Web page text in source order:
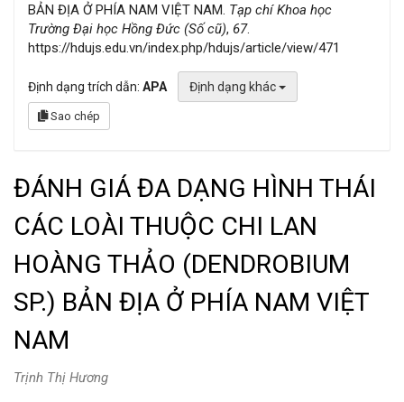
BẢN ĐỊA Ở PHÍA NAM VIỆT NAM. Tạp chí Khoa học
Trường Đại học Hồng Đức (Số cũ), 67.
https://hdujs.edu.vn/index.php/hdujs/article/view/471
Định dạng trích dẫn: APA Định dạng khác
Sao chép
ĐÁNH GIÁ ĐA DẠNG HÌNH THÁI
CÁC LOÀI THUỘC CHI LAN
HOÀNG THẢO (DENDROBIUM
SP.) BẢN ĐỊA Ở PHÍA NAM VIỆT
NAM
Trịnh Thị Hương